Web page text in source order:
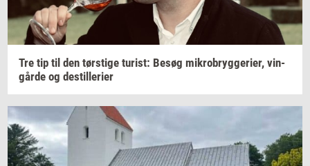
Tre tip til den tørsti­ge turist: Besøg mi­kro­bryg­ge­ri­er, vin­
går­de og destil­le­ri­er